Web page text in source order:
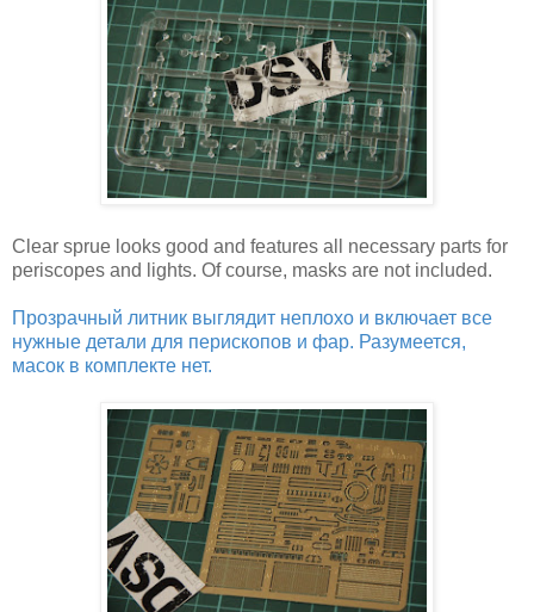
Clear sprue looks good and features all necessary parts for
periscopes and lights. Of course, masks are not included.
Прозрачный литник выглядит неплохо и включает все
нужные детали для перископов и фар. Разумеется,
масок в комплекте нет.